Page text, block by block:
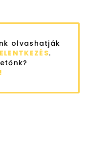
olvashatják
.